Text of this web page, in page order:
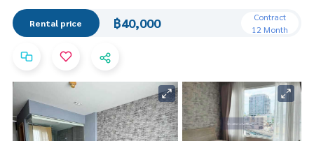
Rental price ฿40,000
Contract
12 Month